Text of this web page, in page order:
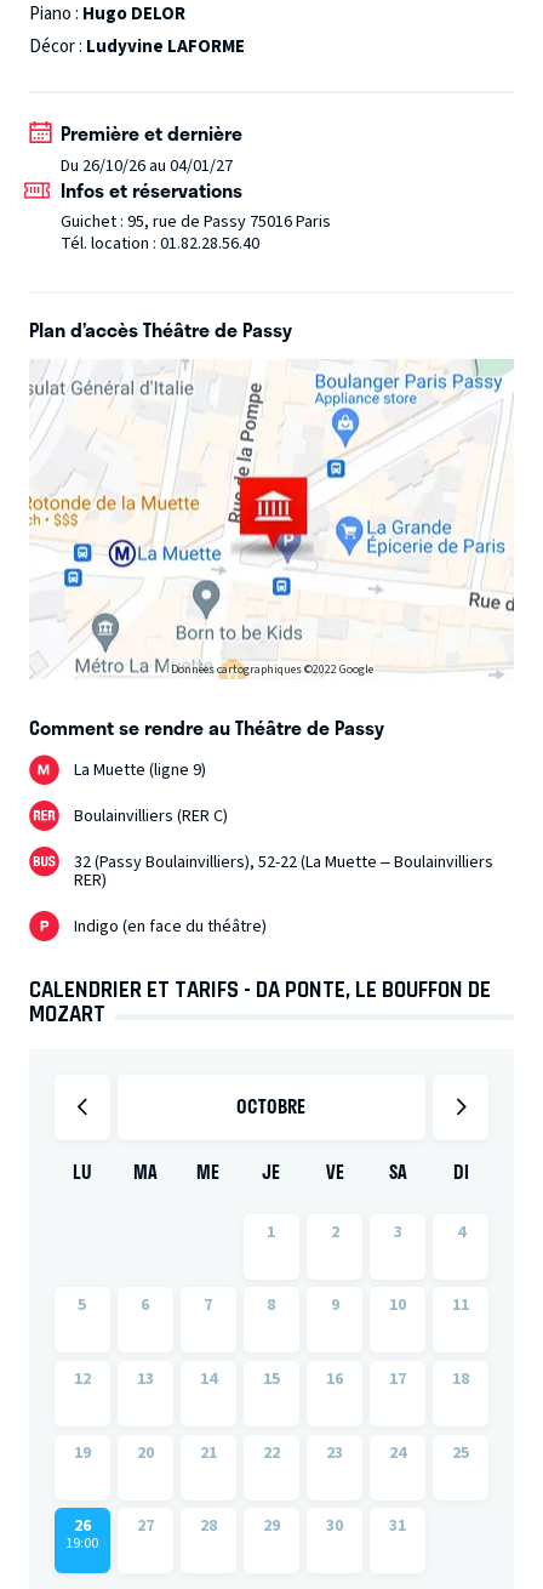
Piano : Hugo DELOR
Décor : Ludyvine LAFORME
Première et dernière
Du 26/10/26 au 04/01/27
Infos et réservations
Guichet : 95, rue de Passy 75016 Paris
Tél. location : 01.82.28.56.40
Plan d’accès Théâtre de Passy
Données cartographiques ©2022 Google
Comment se rendre au Théâtre de Passy
La Muette (ligne 9)
Boulainvilliers (RER C)
32 (Passy Boulainvilliers), 52-22 (La Muette – Boulainvilliers
RER)
Indigo (en face du théâtre)
CALENDRIER ET TARIFS - DA PONTE, LE BOUFFON DE
MOZART
OCTOBRE
LU MA ME JE VE SA DI
1 2 3 4
5 6 7 8 9 10 11
12 13 14 15 16 17 18
19 20 21 22 23 24 25
26
19:00
27 28 29 30 31